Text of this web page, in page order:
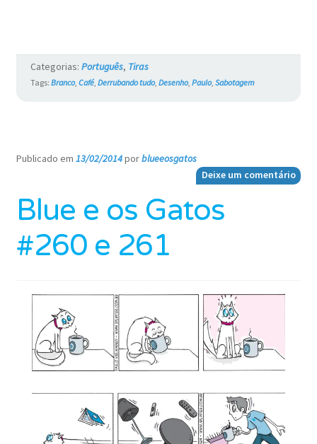
Categorias: Português, Tiras
Tags: Branco, Café, Derrubando tudo, Desenho, Paulo, Sabotagem
Publicado em 13/02/2014porblueeosgatos
Deixe um comentário
Blue e os Gatos
#260 e 261